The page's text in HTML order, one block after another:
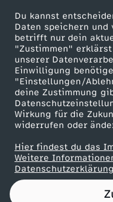
Du kannst
Daten speichern
betrifft nur dein
"Zustimmen" erklärst
unserer
Einwilligung
"Einstellungen/
deine Zustimmung
Wirkung für die
widerrufen oder
Hier findest du das
Weitere
ZDF goes Schule
Werbefernsehen
Mainzelmännchen
Partner